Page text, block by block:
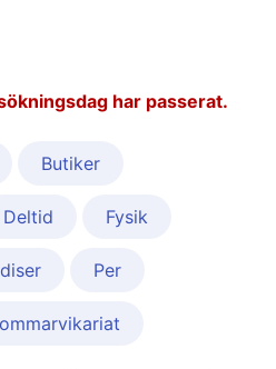
har passerat.
Butiker
Deltid Fysik
Per